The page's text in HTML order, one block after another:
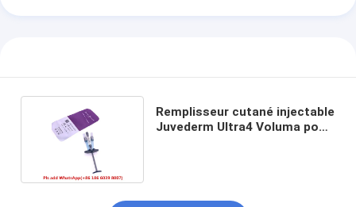
Remplisseur cutané injectable
Juvederm Ultra4 Voluma pour